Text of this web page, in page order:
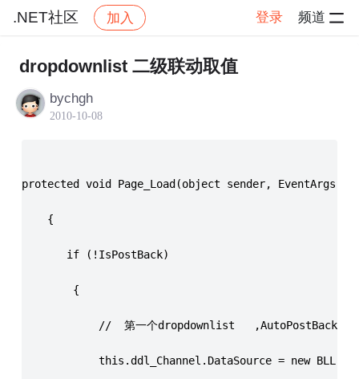
.NET社区 加入 登录 频道
社区 .NET社区 帖子详情
dropdownlist 二级联动取值
bychgh
2010-10-08
protected void Page_Load(object sender, EventArgs e)
    {
       if (!IsPostBack)
        {
//  第一个dropdownlist
this.ddl_Channel.DataSource = new